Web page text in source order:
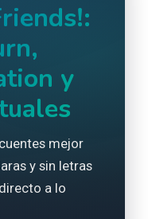
y
mejor
y sin letras
a lo